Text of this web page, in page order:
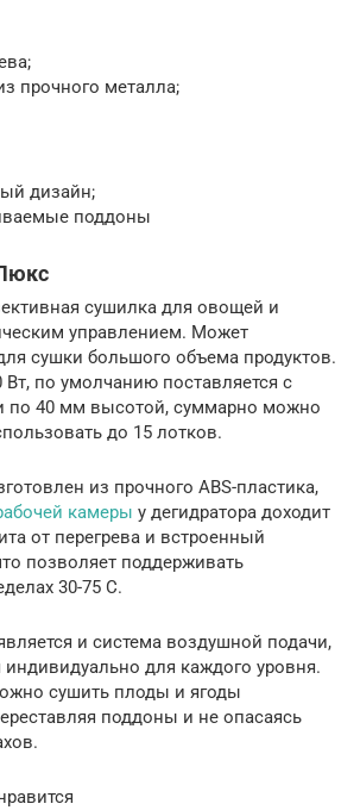
прочного металла;
дизайн;
поддоны
сушилка для овощей и
управлением. Может
сушки большого объема продуктов.
по умолчанию поставляется с
по 40 мм высотой, суммарно можно
до 15 лотков.
из прочного ABS-пластика,
камеры у дегидратора доходит
от перегрева и встроенный
позволяет поддерживать
30-75 C.
и система воздушной подачи,
индивидуально для каждого уровня.
сушить плоды и ягоды
поддоны и не опасаясь